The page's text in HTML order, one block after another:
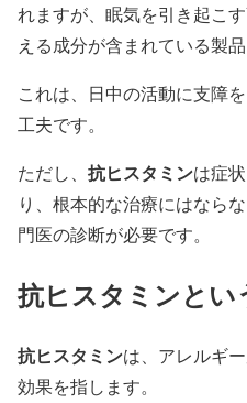
れますが、眠気を引き起こ
える成分が含まれている製品
これは、日中の活動に支障
工夫です。
ただし、 抗ヒスタミンは症
り、根本的な治療にはなら
門医の診断が必要です。
抗ヒスタミンとい
抗ヒスタミンは、アレルギ
効果を指します。